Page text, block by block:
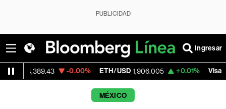
PUBLICIDAD
Ingresar
-0.00% ETH/USD 1,906.005 +0.01% Visa 370.47
MÉXICO